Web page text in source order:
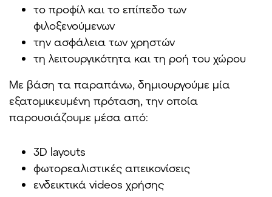
το προφίλ και το επίπεδο των
φιλοξενούμενων
την ασφάλεια των χρηστών
τη λειτουργικότητα και τη ροή του χώρου
Με βάση τα παραπάνω, δημιουργούμε μία
εξατομικευμένη πρόταση, την οποία
παρουσιάζουμε μέσα από:
3D layouts
φωτορεαλιστικές απεικονίσεις
ενδεικτικά videos χρήσης